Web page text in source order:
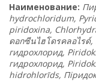
Наименование:
hydrochloridum,
piridoxina,
ดอกซีนไฮโดรคลอไรด์,
гидрохлорид,
гидрохлорид,
hidrohlorīds,